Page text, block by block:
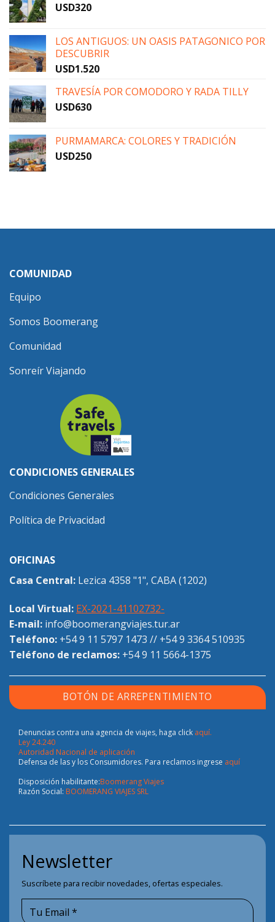
USD320
LOS ANTIGUOS: UN OASIS PATAGONICO POR
DESCUBRIR
USD1.520
TRAVESÍA POR COMODORO Y RADA TILLY
USD630
PURMAMARCA: COLORES Y TRADICIÓN
USD250
COMUNIDAD
Equipo
Somos Boomerang
Comunidad
Sonreír Viajando
CONDICIONES GENERALES
Condiciones Generales
Política de Privacidad
OFICINAS
Casa Central: Lezica 4358 "1", CABA (1202)
Local Virtual: EX-2021-41102732-
E-mail: info@boomerangviajes.tur.ar
Teléfono: +54 9 11 5797 1473 // +54 9 3364 510935
Teléfono de reclamos: +54 9 11 5664-1375
BOTÓN DE ARREPENTIMIENTO
Denuncias contra una agencia de viajes, haga click aquí.
Ley 24.240
Autoridad Nacional de aplicación
Defensa de las y los Consumidores. Para reclamos ingrese aquí
Disposición habilitante:Boomerang Viajes
Razón Social: BOOMERANG VIAJES SRL
Newsletter
Suscríbete para recibir novedades, ofertas especiales.